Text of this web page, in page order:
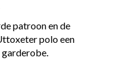
patroon en de
polo een
garderobe.